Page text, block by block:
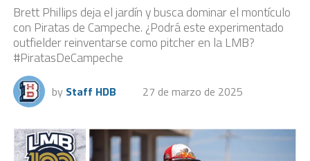
Brett Phillips deja el jardín y busca dominar el montículo
con Piratas de Campeche. ¿Podrá este experimentado
outfielder reinventarse como pitcher en la LMB?
#PiratasDeCampeche
by Staff HDB 27 de marzo de 2025